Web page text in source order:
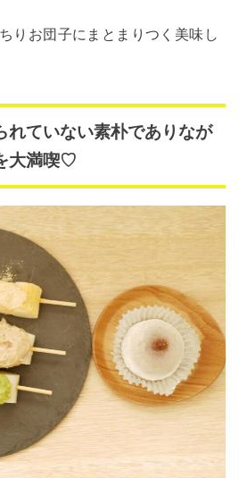
りお団子にまとまりつく美味し
れていない素朴でありなが
大満喫♡